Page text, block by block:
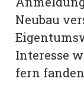
Neubau
Interesse
fern